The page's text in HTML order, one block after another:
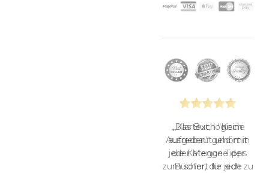
„Klartext, logisch
aufgebaut und mit
jeder Menge Tipps
zum sofort für sich zu